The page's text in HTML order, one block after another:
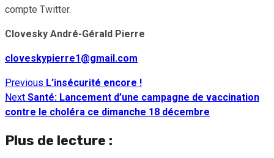
compte Twitter.
Clovesky André-Gérald Pierre
cloveskypierre1@gmail.com
Continue
Reading
Previous L’insécurité encore !
Next Santé: Lancement d’une campagne de vaccination
contre le choléra ce dimanche 18 décembre
Plus de lecture :